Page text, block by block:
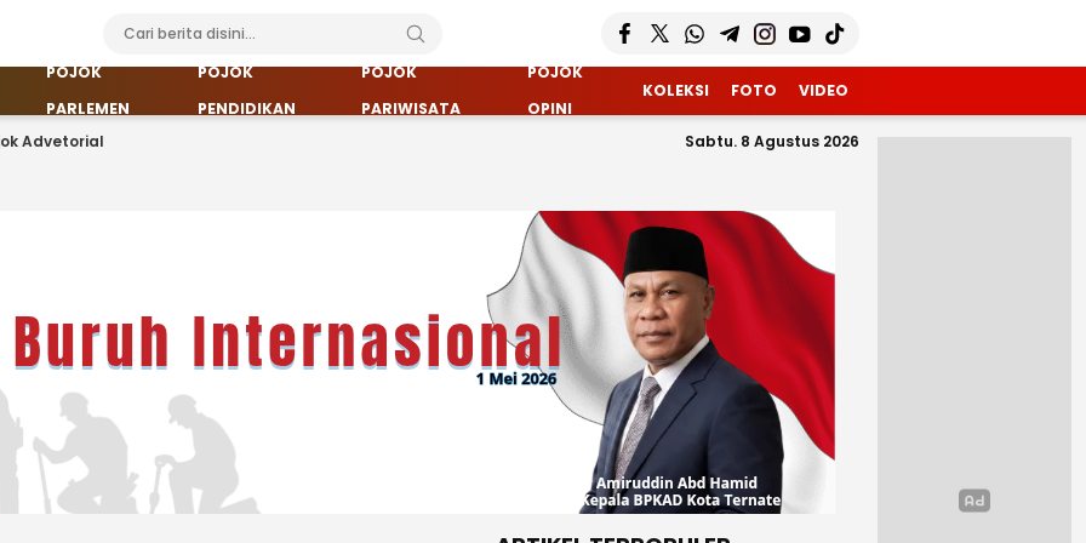
POJOK
PARLEMEN
POJOK
PENDIDIKAN
POJOK
PARIWISATA
POJOK
OPINI
KOLEKSI FOTO VIDEO
Advetorial Sabtu. 8 Agustus 2026